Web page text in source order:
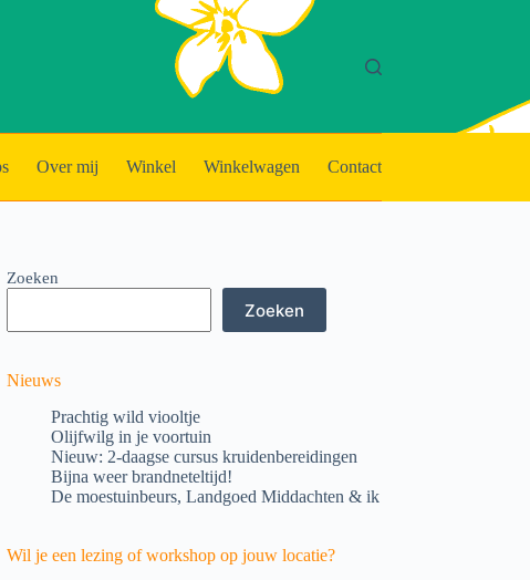
Over mij Winkel Winkelwagen Contact
Zoeken
Zoeken
Nieuws
Prachtig wild viooltje
Olijfwilg in je voortuin
Nieuw: 2-daagse cursus kruidenbereidingen
Bijna weer brandneteltijd!
De moestuinbeurs, Landgoed Middachten & ik
Wil je een lezing of workshop op jouw locatie?